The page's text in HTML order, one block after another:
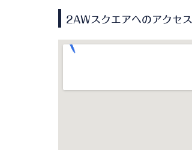
2AWスクエアへのアクセス